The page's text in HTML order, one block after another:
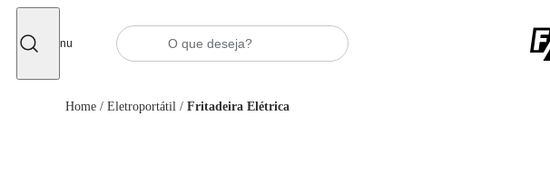
Menu
Home / Eletroportátil / Fritadeira Elétrica